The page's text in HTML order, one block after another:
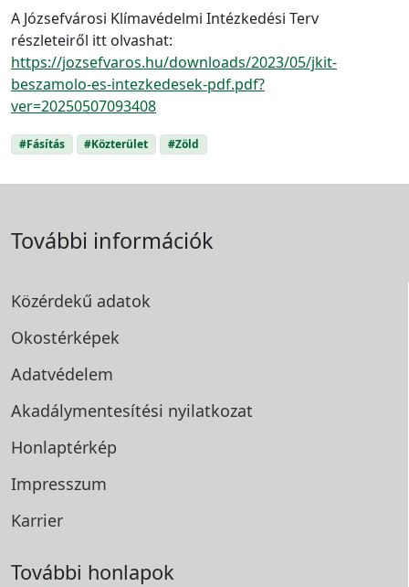
A Józsefvárosi Klímavédelmi Intézkedési Terv
részleteiről itt olvashat:
https://jozsefvaros.hu/downloads/2023/05/jkit-
beszamolo-es-intezkedesek-pdf.pdf?
ver=20250507093408
#Fásítás #Közterület #Zöld
További információk
Közérdekű adatok
Okostérképek
Adatvédelem
Akadálymentesítési nyilatkozat
Honlaptérkép
Impresszum
Karrier
További honlapok